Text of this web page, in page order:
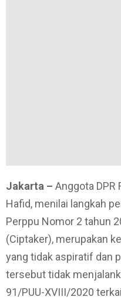
Jakarta – Anggota DPR
Hafid, menilai langkah
Perppu Nomor 2 tahun
(Ciptaker), merupakan
yang tidak aspiratif dan
tersebut tidak
91/PUU-XVIII/2020